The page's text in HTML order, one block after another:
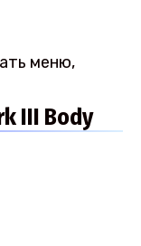
меню,
III Body